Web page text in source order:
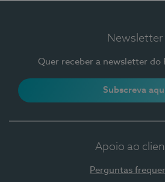
Newsletter
Quer receber a newsletter do
Subscreva
Apoio ao
Perguntas